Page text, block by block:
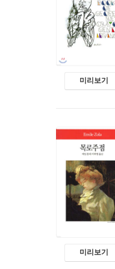
미리보기
미리보기